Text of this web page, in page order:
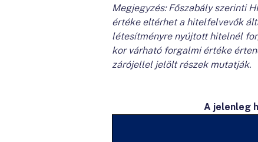
Megjegyzés: Főszabály szerinti
értéke eltérhet a hitelfelvevők
létesítményre nyújtott hitelnél
kor várható forgalmi értéke
zárójellel jelölt részek mutatják.
A jelenleg